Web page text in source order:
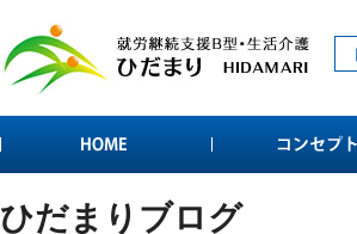
ひだまりブログ